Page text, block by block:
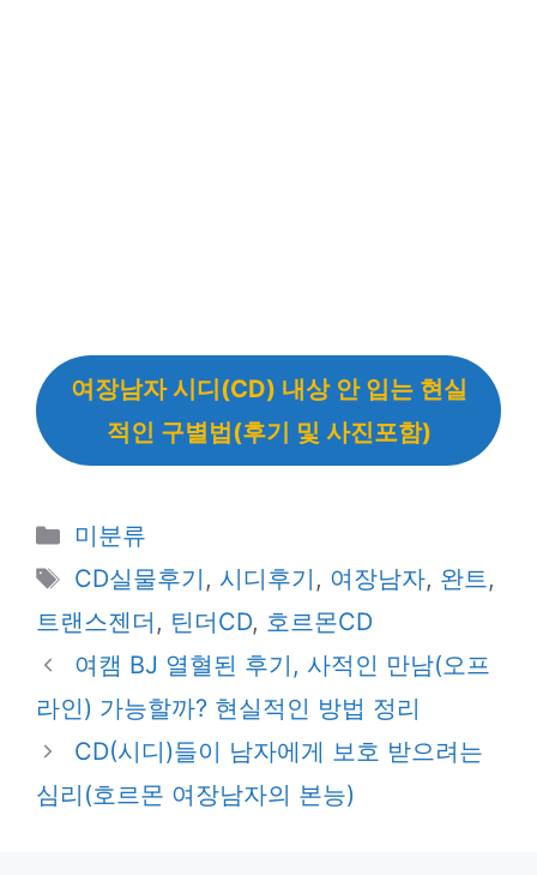
여장남자 시디(CD) 내상 안 입는 현실
적인 구별법(후기 및 사진포함)
카
테
리
미분류
태
그
CD실물후기 , 시디후기 , 여장남자, 완트,
트랜스젠더 , 틴더CD, 호르몬CD
여캠 BJ 열혈된 후기, 사적인 만남(오프
라인) 가능할까? 현실적인 방법 정리
CD(시디)들이 남자에게 보호 받으려는
심리(호르몬 여장남자의 본능)